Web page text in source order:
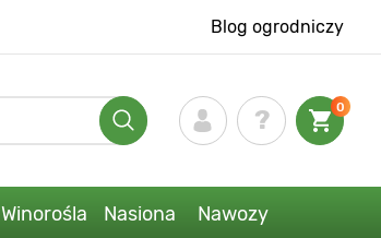
Blog ogrodniczy
0
Winorośla Nasiona Nawozy